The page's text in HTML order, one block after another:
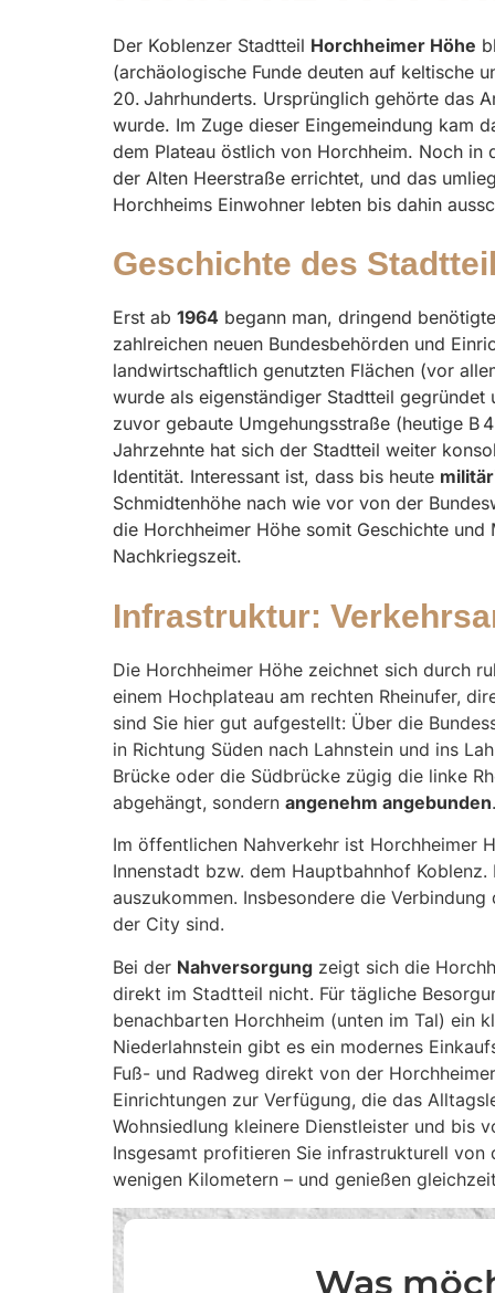
Der Koblenzer Stadtteil Horchheimer Höhe
(archäologische Funde deuten auf keltische
20. Jahrhunderts. Ursprünglich gehörte das
wurde. Im Zuge dieser Eingemeindung kam
dem Plateau östlich von Horchheim. Noch
der Alten Heerstraße errichtet, und das
Horchheims Einwohner lebten bis dahin
Geschichte des
Erst ab 1964 begann man, dringend
zahlreichen neuen Bundesbehörden und
landwirtschaftlich genutzten Flächen (vor
wurde als eigenständiger Stadtteil
zuvor gebaute Umgehungsstraße (heutige B
Jahrzehnte hat sich der Stadtteil weiter
Identität. Interessant ist, dass bis heute
Schmidtenhöhe nach wie vor von der
die Horchheimer Höhe somit Geschichte
Nachkriegszeit.
Infrastruktur:
Die Horchheimer Höhe zeichnet sich durch
einem Hochplateau am rechten Rheinufer,
sind Sie hier gut aufgestellt: Über die
in Richtung Süden nach Lahnstein und ins
Brücke oder die Südbrücke zügig die linke
abgehängt, sondern angenehm angebunden.
Im öffentlichen Nahverkehr ist Horchheimer
Innenstadt bzw. dem Hauptbahnhof
auszukommen. Insbesondere die
der City sind.
Bei der Nahversorgung zeigt sich die
direkt im Stadtteil nicht. Für tägliche
benachbarten Horchheim (unten im Tal) ein
Niederlahnstein gibt es ein modernes
Fuß- und Radweg direkt von der
Einrichtungen zur Verfügung, die das
Wohnsiedlung kleinere Dienstleister und bis
Insgesamt profitieren Sie infrastrukturell von
wenigen Kilometern – und genießen
Was